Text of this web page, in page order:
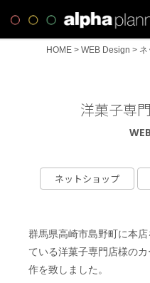
HOME > WEB Design > ネ
洋菓子専
ネットショップ
群⾺県⾼崎市島野町に本
ている洋菓子専門店様の
作を致しました。